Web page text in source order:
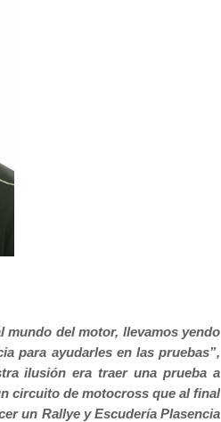
mundo del motor, llevamos yendo
para ayudarles en las pruebas”,
ilusión era traer una prueba a
circuito de motocross que al final
un Rallye y Escudería Plasencia